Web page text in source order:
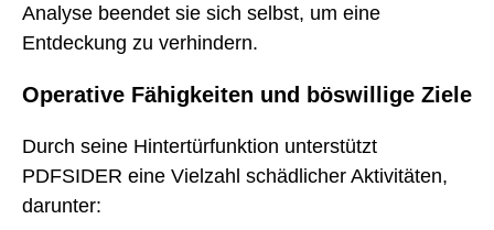
Analyse beendet sie sich selbst, um eine
Entdeckung zu verhindern.
Operative Fähigkeiten und böswillige Ziele
Durch seine Hintertürfunktion unterstützt
PDFSIDER eine Vielzahl schädlicher Aktivitäten,
darunter: